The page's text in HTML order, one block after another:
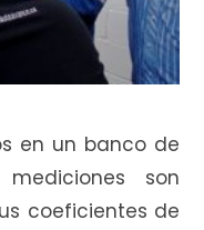
en un banco de
son
coeficientes de